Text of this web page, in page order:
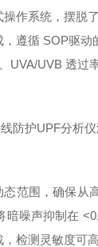
作系统，摆脱
遵循 SOP驱
UVB 透过
范围，确保
噪声抑制在
检测灵敏度可高